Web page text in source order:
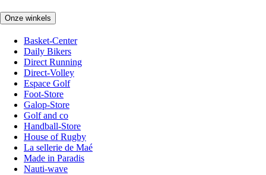
Onze winkels
Basket-Center
Daily Bikers
Direct Running
Direct-Volley
Espace Golf
Foot-Store
Galop-Store
Golf and co
Handball-Store
House of Rugby
La sellerie de Maé
Made in Paradis
Nauti-wave